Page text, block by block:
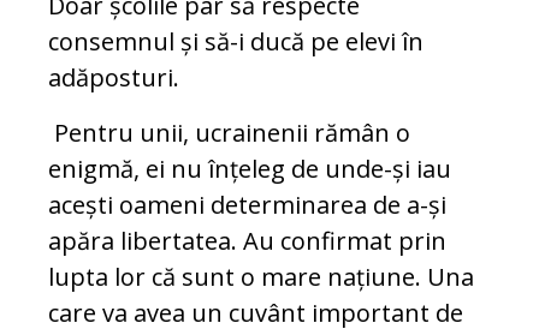
consemnul și să-i ducă pe elevi în
adăposturi.
Pentru unii, ucrainenii rămân o
enigmă, ei nu înțeleg de unde-și iau
acești oameni determinarea de a-și
apăra libertatea. Au confirmat prin
lupta lor că sunt o mare națiune. Una
care va avea un cuvânt important de